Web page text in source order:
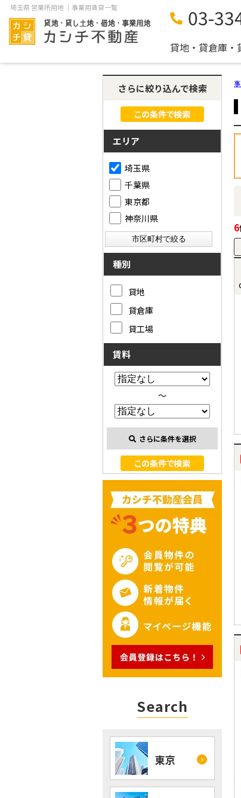
埼玉県 営業所用地 ｜事業用賃貸一覧 03-
貸地・貸倉庫・
6
さらに絞り込んで検索
エリア
埼玉県
千葉県
東京都
神奈川県
種別
貸地
貸倉庫
貸工場
賃料
～
さらに条件を選択
Search
東京